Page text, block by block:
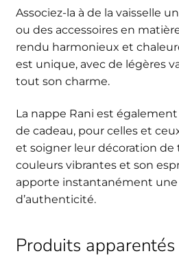
Associez-la à de la vaisselle
ou des accessoires en
rendu harmonieux et
est unique, avec de légères
tout son charme.
La nappe Rani est
de cadeau, pour celles et
et soigner leur décoration de
couleurs vibrantes et son
apporte instantanément
d’authenticité.
Produits apparentés